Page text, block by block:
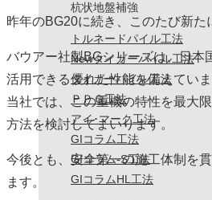
杭状地盤補強
トルネードパイル工法
Newタイガーパイル工法
タイガーパイル工法
ＰＰＧ工法
アイ･マーク工法
GIコラム工法
GIコラム-S工法
GIコラムHL工法
昨年のBG20に続き、このたび新た
バウアー社製BGシリーズは、日本
活用できる優れた性能を備えてい
当社では、この重機の特性を最大
方法を検討してまいります。
今後とも、安全第一の施工体制を
ます。